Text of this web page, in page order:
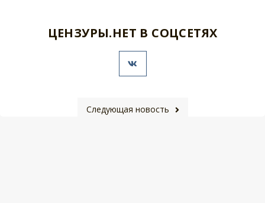
ЦЕНЗУРЫ.НЕТ В СОЦСЕТЯХ
Следующая новость